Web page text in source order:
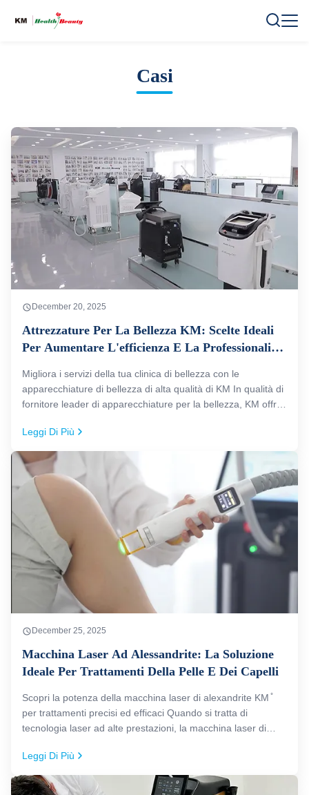
Casi
December 20, 2025
Attrezzature Per La Bellezza KM: Scelte Ideali
Per Aumentare L'efficienza E La Professionalità
Migliora i servizi della tua clinica di bellezza con le
apparecchiature di bellezza di alta qualità di KM In qualità di
fornitore leader di apparecchiature per la bellezza, KM offre
aiutare i professionisti della bellezza a fornire trattamenti ...
Leggi Di Più
December 25, 2025
Macchina Laser Ad Alessandrite: La Soluzione
Ideale Per Trattamenti Della Pelle E Dei Capelli
Scopri la potenza della macchina laser di alexandrite KM ̊
per trattamenti precisi ed efficaci Quando si tratta di
tecnologia laser ad alte prestazioni, la macchina laser di
sia della pelle che dei capelli.La macchina laser di ...
Leggi Di Più